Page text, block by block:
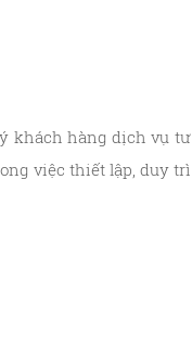
khách hàng dịch vụ tư
việc thiết lập, duy trì